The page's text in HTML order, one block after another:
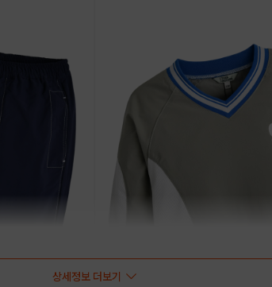
상세정보 더보기